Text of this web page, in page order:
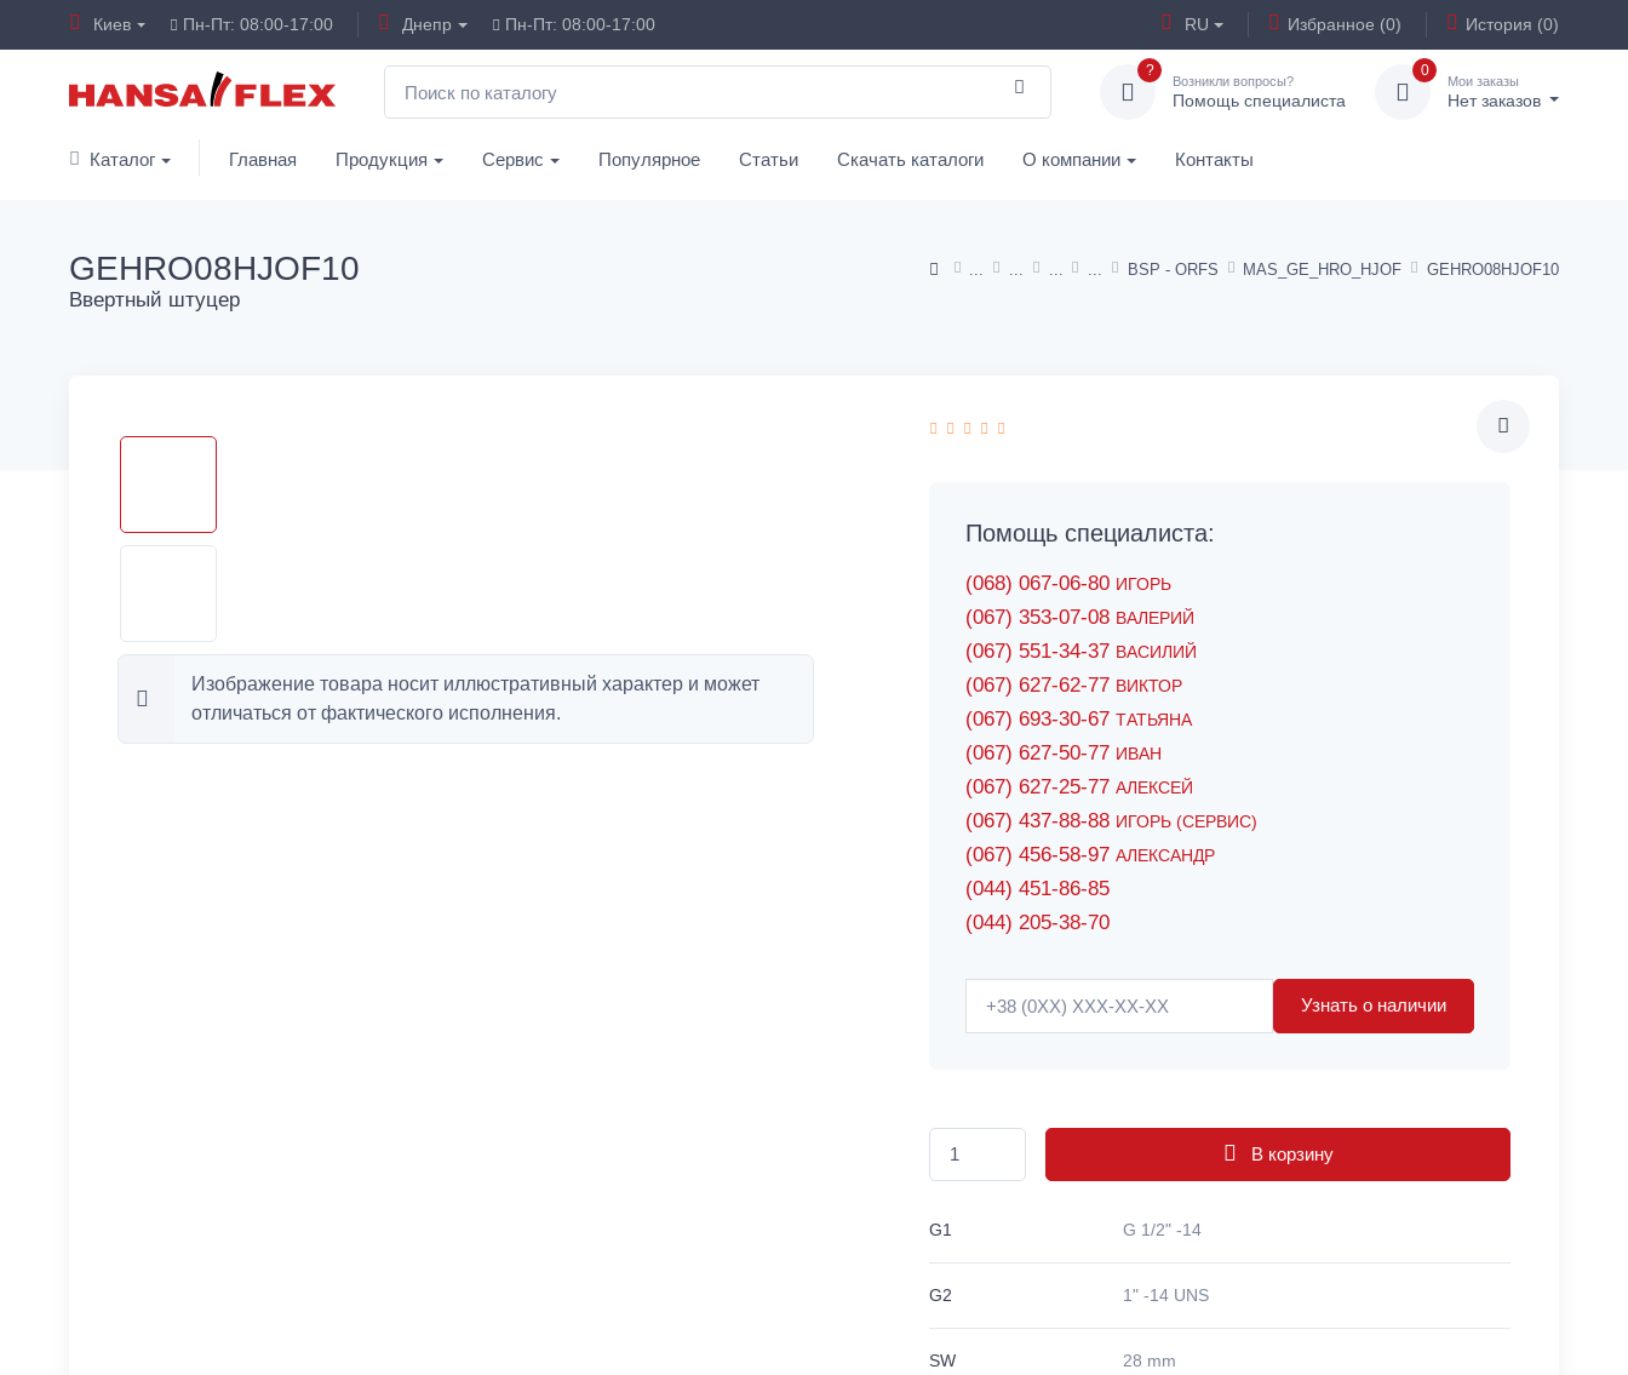
Киев Пн-Пт: 08:00-17:00 Днепр Пн-Пт: 08:00-17:00 RU Избранное (0) История (0)
?
Возникли вопросы?
Помощь специалиста
0
Мои заказы
Нет заказов
Каталог Главная Продукция Сервис Популярное Статьи Скачать каталоги О компании Контакты
BSP - ORFS MAS_GE_HRO_HJOF GEHRO08HJOF10
GEHRO08HJOF10
Ввертный штуцер
Изображение товара носит иллюстративный характер и может
отличаться от фактического исполнения.
Помощь специалиста:
(068) 067-06-80 ИГОРЬ
(067) 353-07-08 ВАЛЕРИЙ
(067) 551-34-37 ВАСИЛИЙ
(067) 627-62-77 ВИКТОР
(067) 693-30-67 ТАТЬЯНА
(067) 627-50-77 ИВАН
(067) 627-25-77 АЛЕКСЕЙ
(067) 437-88-88 ИГОРЬ (СЕРВИС)
(067) 456-58-97 АЛЕКСАНДР
(044) 451-86-85
(044) 205-38-70
Узнать о наличии
В корзину
G1 G 1/2" -14
G2 1" -14 UNS
SW 28 mm